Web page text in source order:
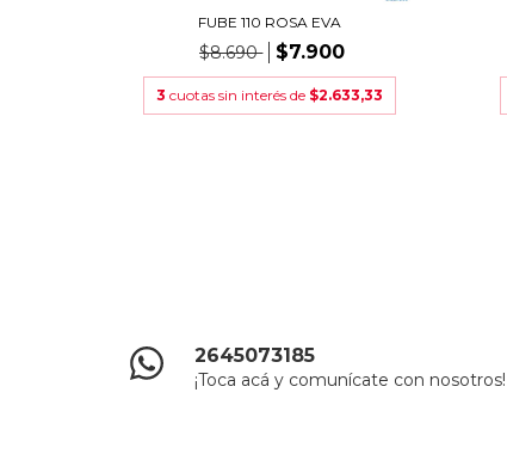
FUBE 110 ROSA EVA
$8.690 $7.900
3 cuotas sin interés de $2.633,33
2645073185
¡Toca acá y comunícate con nosotros!